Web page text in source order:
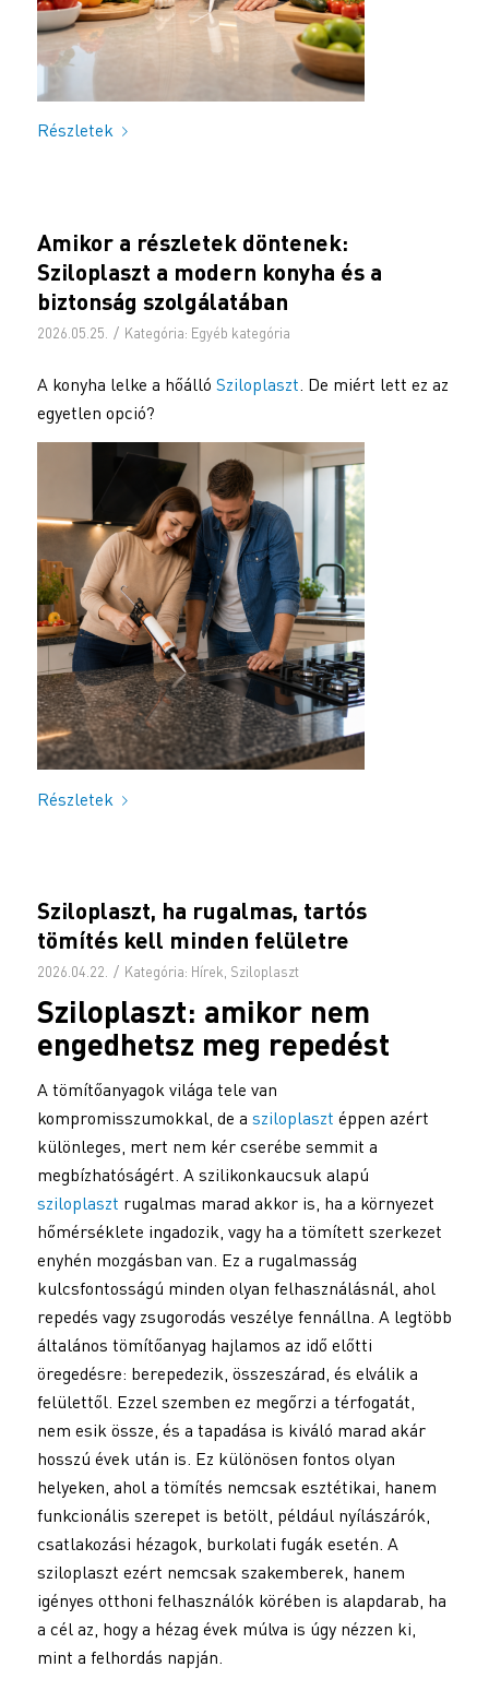
Részletek
Amikor a részletek döntenek:
Sziloplaszt a modern konyha és a
biztonság szolgálatában
2026.05.25. / Kategória: Egyéb kategória
A konyha lelke a hőálló Sziloplaszt. De miért lett ez az
egyetlen opció?
Részletek
Sziloplaszt, ha rugalmas, tartós
tömítés kell minden felületre
2026.04.22. / Kategória: Hírek, Sziloplaszt
Sziloplaszt: amikor nem
engedhetsz meg repedést
A tömítőanyagok világa tele van
kompromisszumokkal, de a sziloplaszt éppen azért
különleges, mert nem kér cserébe semmit a
megbízhatóságért. A szilikonkaucsuk alapú
sziloplaszt rugalmas marad akkor is, ha a környezet
hőmérséklete ingadozik, vagy ha a tömített szerkezet
enyhén mozgásban van. Ez a rugalmasság
kulcsfontosságú minden olyan felhasználásnál, ahol
repedés vagy zsugorodás veszélye fennállna. A legtöbb
általános tömítőanyag hajlamos az idő előtti
öregedésre: berepedezik, összeszárad, és elválik a
felülettől. Ezzel szemben ez megőrzi a térfogatát,
nem esik össze, és a tapadása is kiváló marad akár
hosszú évek után is. Ez különösen fontos olyan
helyeken, ahol a tömítés nemcsak esztétikai, hanem
funkcionális szerepet is betölt, például nyílászárók,
csatlakozási hézagok, burkolati fugák esetén. A
sziloplaszt ezért nemcsak szakemberek, hanem
igényes otthoni felhasználók körében is alapdarab, ha
a cél az, hogy a hézag évek múlva is úgy nézzen ki,
mint a felhordás napján.